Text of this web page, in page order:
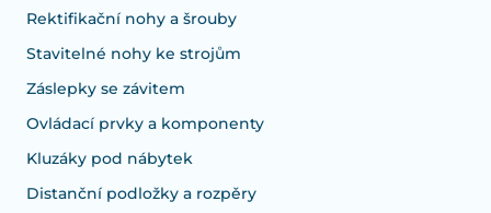
Rektifikační nohy a šrouby
Stavitelné nohy ke strojům
Záslepky se závitem
Ovládací prvky a komponenty
Kluzáky pod nábytek
Distanční podložky a rozpěry